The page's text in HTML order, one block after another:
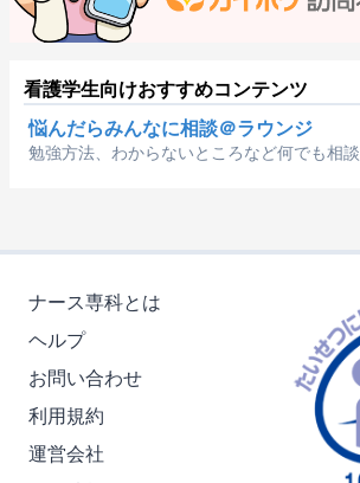
看護学生向けおすすめコンテンツ
悩んだらみんなに相談＠ラウンジ
勉強方法、わからないところなど何でも相談
ナース専科とは
ヘルプ
お問い合わせ
利用規約
運営会社